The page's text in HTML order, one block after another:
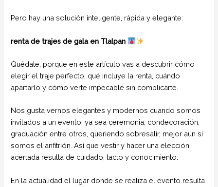
Pero hay una solución inteligente, rápida y elegante:
renta de trajes de gala en Tlalpan
Quédate, porque en este artículo vas a descubrir cómo
elegir el traje perfecto, qué incluye la renta, cuándo
apartarlo y cómo verte impecable sin complicarte.
Nos gusta vernos elegantes y modernos cuando somos
invitados a un evento, ya sea ceremonia, condecoración,
graduación entre otros, queriendo sobresalir, mejor aún si
somos el anfitrión. Así que vestir y hacer una elección
acertada resulta de cuidado, tacto y conocimiento.
En la actualidad el lugar donde se realiza el evento resulta